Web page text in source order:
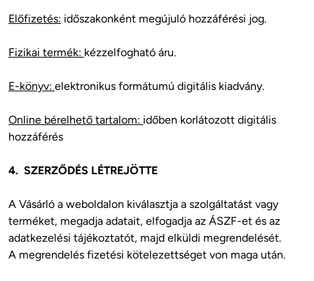
Előfizetés: időszakonként megújuló hozzáférési jog.
Fizikai termék: kézzelfogható áru.
E-könyv: elektronikus formátumú digitális kiadvány.
Online bérelhető tartalom: időben korlátozott digitális
hozzáférés
4.  SZERZŐDÉS LÉTREJÖTTE
A Vásárló a weboldalon kiválasztja a szolgáltatást vagy
terméket, megadja adatait, elfogadja az ÁSZF-et és az
adatkezelési tájékoztatót, majd elküldi megrendelését.
A megrendelés fizetési kötelezettséget von maga után.